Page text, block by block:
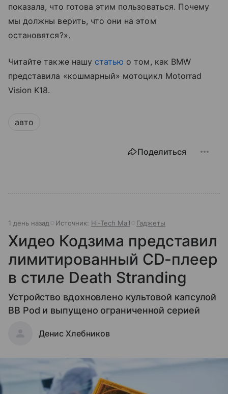
показала, что готова этим пользоваться. Почему
мы должны верить, что они на этом
остановятся?».
Читайте также нашу статью о том, как BMW
представила «кошмарный» мотоцикл Motorrad
Vision K18.
авто
Поделиться
1 день назад Источник: Hi-Tech Mail Гаджеты
Хидео Кодзима представил
лимитированный CD-плеер
в стиле Death Stranding
Устройство вдохновлено культовой капсулой
BB Pod и выпущено ограниченной серией
Денис Хлебников